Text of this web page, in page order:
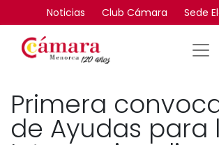
Noticias Club Cámara Sede
Primera
de Ayudas para